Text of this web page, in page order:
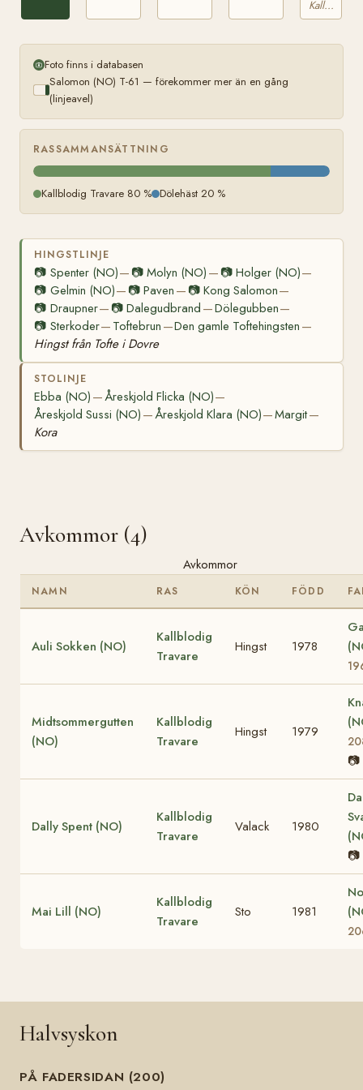
(NO)
Kallblodig Travare
Foto finns i databasen
Salomon (NO) T-61 — förekommer mer än en gång
(linjeavel)
RASSAMMANSÄTTNING
Kallblodig Travare 80 % Dölehäst 20 %
HINGSTLINJE
📷 Spenter (NO)— 📷Molyn (NO) — 📷 Holger (NO)—
📷 Gelmin (NO)— 📷Paven — 📷 Kong Salomon—
📷 Draupner— 📷Dalegudbrand —Dölegubben—
📷 Sterkoder— Toftebrun —Den gamle Toftehingsten —
Hingst från Tofte i Dovre
STOLINJE
Ebba (NO) —Åreskjold Flicka (NO)—
Åreskjold Sussi (NO) —Åreskjold Klara (NO)—Margit—
Kora
Avkommor (4)
Avkommor
NAMN RAS KÖN FÖDD
Auli Sokken (NO)
Kallblodig
Travare
Hingst 1978
Midtsommergutten
(NO)
Kallblodig
Travare
Hingst 1979
📷
Dally Spent (NO)
Kallblodig
Travare
Valack 1980
📷
Mai Lill (NO)
Kallblodig
Travare
Sto 1981
Halvsyskon
PÅ FADERSIDAN (200)